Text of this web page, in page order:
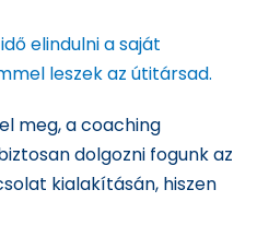
elindulni a saját
leszek az útitársad.
meg, a coaching
dolgozni fogunk az
kialakításán, hiszen